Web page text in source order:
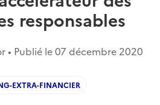
responsables
• Publié le07 décembre 2020
EXTRA-FINANCIER